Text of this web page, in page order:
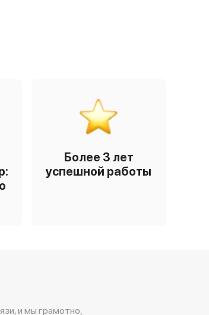
Более 3 лет
успешной работы
и мы грамотно,